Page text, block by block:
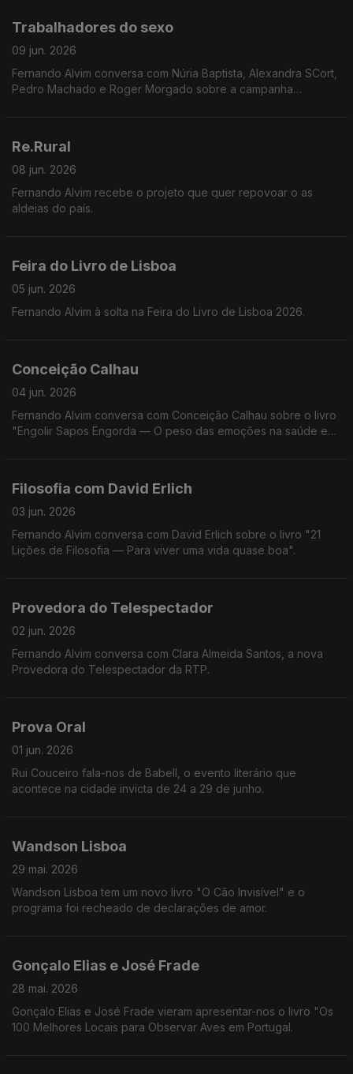
Trabalhadores do sexo
09 jun. 2026
Fernando Alvim conversa com Núria Baptista, Alexandra SCort,
Pedro Machado e Roger Morgado sobre a campanha
Re.Rural
08 jun. 2026
Fernando Alvim recebe o projeto que quer repovoar o as
aldeias do país.
Feira do Livro de Lisboa
05 jun. 2026
Fernando Alvim à solta na Feira do Livro de Lisboa 2026.
Conceição Calhau
04 jun. 2026
Fernando Alvim conversa com Conceição Calhau sobre o livro
"Engolir Sapos Engorda — O peso das emoções na saúde e
Filosofia com David Erlich
03 jun. 2026
Fernando Alvim conversa com David Erlich sobre o livro "21
Lições de Filosofia — Para viver uma vida quase boa".
Provedora do Telespectador
02 jun. 2026
Fernando Alvim conversa com Clara Almeida Santos, a nova
Provedora do Telespectador da RTP.
Prova Oral
01 jun. 2026
Rui Couceiro fala-nos de Babell, o evento literário que
acontece na cidade invicta de 24 a 29 de junho.
Wandson Lisboa
29 mai. 2026
Wandson Lisboa tem um novo livro "O Cão Invisível" e o
programa foi recheado de declarações de amor.
Gonçalo Elias e José Frade
28 mai. 2026
Gonçalo Elias e José Frade vieram apresentar-nos o livro "Os
100 Melhores Locais para Observar Aves em Portugal.